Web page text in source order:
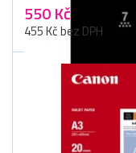
550 Kč
455 Kč bez DPH